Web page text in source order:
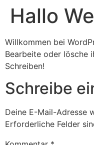
Hallo
Willkommen bei
Bearbeite oder lösche
Schreiben!
Schreibe
Deine E-Mail-Adresse
Erforderliche Felder